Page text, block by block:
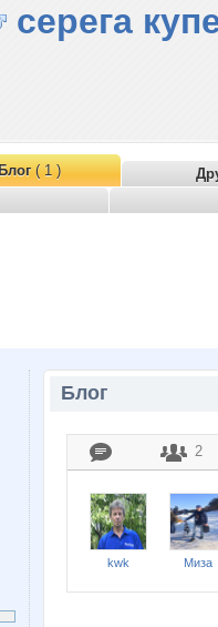
серега
Блог( 1 )
Блог
2
kwk Миза